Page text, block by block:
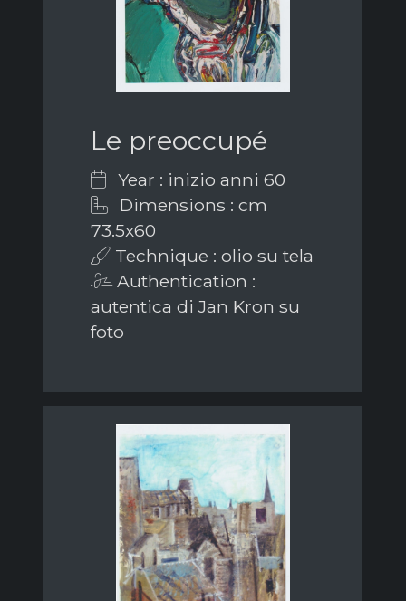
Le preoccupé
Year : inizio anni 60
Dimensions : cm
73.5x60
Technique : olio su tela
Authentication :
autentica di Jan Kron su
foto